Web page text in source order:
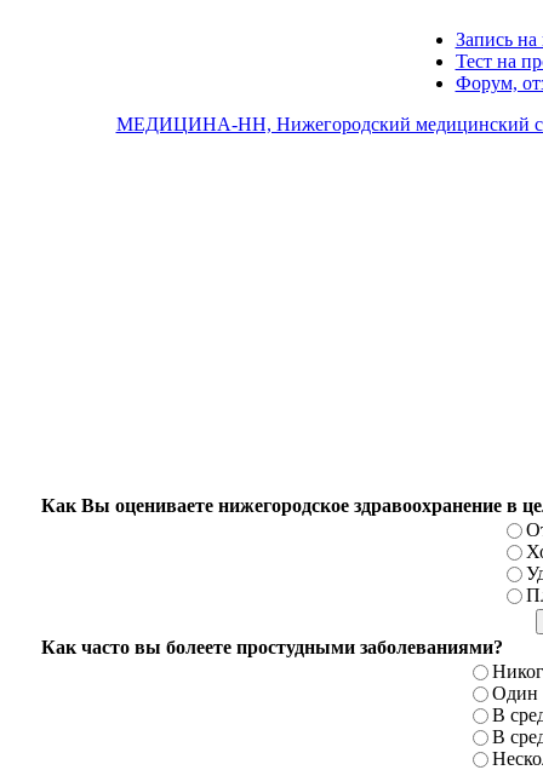
Запись на
Тест на
Форум,
МЕДИЦИНА-НН, Нижегородский медицинский
Как Вы оцениваете нижегородское здравоохранение в
Как часто вы болеете простудными заболеваниями?
Один
В
В